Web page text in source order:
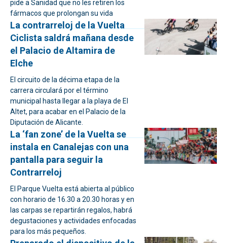
pide a Sanidad que no les retiren los
fármacos que prolongan su vida
La contrarreloj de la Vuelta
Ciclista saldrá mañana desde
el Palacio de Altamira de
Elche
El circuito de la décima etapa de la
carrera circulará por el término
municipal hasta llegar a la playa de El
Altet, para acabar en el Palacio de la
Diputación de Alicante.
La ‘fan zone’ de la Vuelta se
instala en Canalejas con una
pantalla para seguir la
Contrarreloj
El Parque Vuelta está abierta al público
con horario de 16.30 a 20.30 horas y en
las carpas se repartirán regalos, habrá
degustaciones y actividades enfocadas
para los más pequeños.